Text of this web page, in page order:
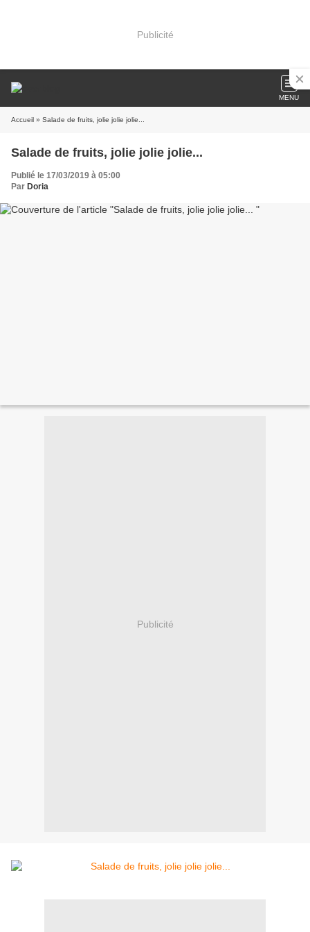
Publicité
MENU
Accueil » Salade de fruits, jolie jolie jolie...
Salade de fruits, jolie jolie jolie...
Publié le 17/03/2019 à 05:00
Par Doria
Publicité